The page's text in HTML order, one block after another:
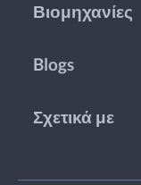
Βιομηχανίες
Blogs
Σχετικά με